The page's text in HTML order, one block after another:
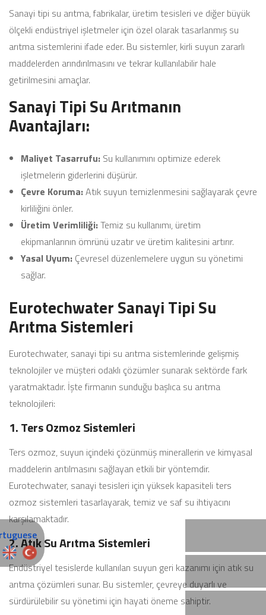
Sanayi tipi su arıtma, fabrikalar, üretim tesisleri ve diğer büyük
ölçekli endüstriyel işletmeler için özel olarak tasarlanmış su
arıtma sistemlerini ifade eder. Bu sistemler, kirli suyun zararlı
maddelerden arındırılmasını ve tekrar kullanılabilir hale
getirilmesini amaçlar.
Sanayi Tipi Su Arıtmanın
Avantajları:
Maliyet Tasarrufu: Su kullanımını optimize ederek
işletmelerin giderlerini düşürür.
Çevre Koruma:Atık suyun temizlenmesini sağlayarak çevre
kirliliğini önler.
Üretim Verimliliği:Temiz su kullanımı, üretim
ekipmanlarının ömrünü uzatır ve üretim kalitesini artırır.
Yasal Uyum: Çevresel düzenlemelere uygun su yönetimi
sağlar.
Eurotechwater Sanayi Tipi Su
Arıtma Sistemleri
Eurotechwater, sanayi tipi su arıtma sistemlerinde gelişmiş
teknolojiler ve müşteri odaklı çözümler sunarak sektörde fark
yaratmaktadır. İşte firmanın sunduğu başlıca su arıtma
teknolojileri:
1. Ters Ozmoz Sistemleri
Ters ozmoz, suyun içindeki çözünmüş minerallerin ve kimyasal
maddelerin arıtılmasını sağlayan etkili bir yöntemdir.
Eurotechwater, sanayi tesisleri için yüksek kapasiteli ters
ozmoz sistemleri tasarlayarak, temiz ve saf su ihtiyacını
karşılamaktadır.
2. Atık Su Arıtma Sistemleri
Endüstriyel tesislerde kullanılan suyun geri kazanımı için atık su
arıtma çözümleri sunar. Bu sistemler, çevreye duyarlı ve
sürdürülebilir su yönetimi için hayati öneme sahiptir.